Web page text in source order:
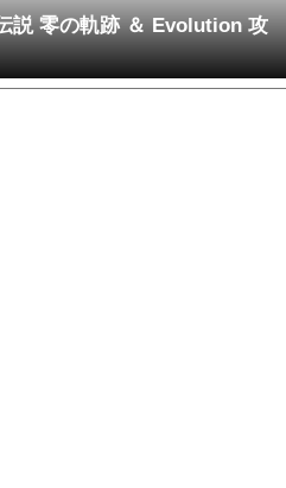
説 零の軌跡 ＆ Evolution 攻